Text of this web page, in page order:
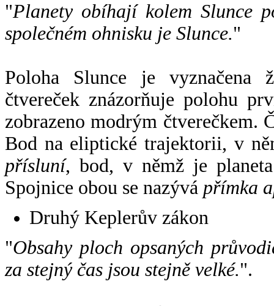
"Planety obíhají kolem Slunce
společném ohnisku je Slunce."
Poloha Slunce je vyznačena
čtvereček znázorňuje polohu
zobrazeno modrým čtverečkem.
Bod na eliptické trajektorii, v
přísluní, bod, v němž je
Spojnice obou se nazývá přímka
Druhý Keplerův zákon
"Obsahy ploch opsaných
za stejný čas jsou stejně velké.".